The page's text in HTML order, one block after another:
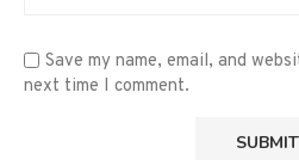
Save my name, email, and
next time I comment.